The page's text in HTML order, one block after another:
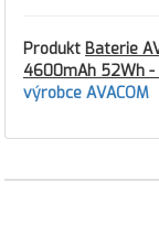
Produkt Baterie
4600mAh 52Wh -
výrobce AVACOM